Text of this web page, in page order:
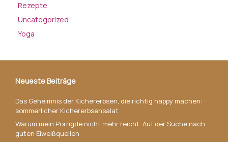
Rezepte
Uncategorized
Yoga
Neueste Beiträge
Das Geheimnis der Kichererbsen, die richtig happy machen:
sommerlicher Kichererbsensalat
Warum mein Porrigde nicht mehr reicht. Auf der Suche nach
guten Eiweißquellen